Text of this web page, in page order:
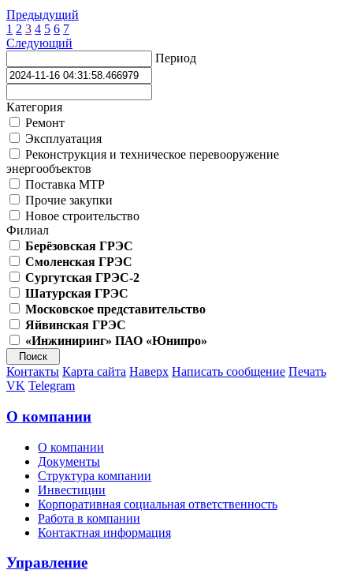
Предыдущий
1 2 3 4 5 6 7
Следующий
Период
Категория
Ремонт
Эксплуатация
Реконструкция и техническое перевооружение
энергообъектов
Поставка МТР
Прочие закупки
Новое строительство
Филиал
Берёзовская ГРЭС
Смоленская ГРЭС
Сургутская ГРЭС-2
Шатурская ГРЭС
Московское представительство
Яйвинская ГРЭС
«Инжиниринг» ПАО «Юнипро»
Контакты Карта сайта Наверх Написать сообщение Печать
VK Telegram
О компании
О компании
Документы
Структура компании
Инвестиции
Корпоративная социальная ответственность
Работа в компании
Контактная информация
Управление